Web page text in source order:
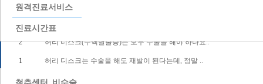
원격진료서비스
진료시간표
4 무릎에서 소리가 나는데 이건 어떤 질환인가요?
3 허리 디스크를 확인하려면 반드시 MRI 촬영을 해야 하..
2 허리 디스크(수핵탈출증)는 모두 수술을 해야 하나요..
1 허리 디스크는 수술을 해도 재발이 된다는데, 정말 ..
글쓰기